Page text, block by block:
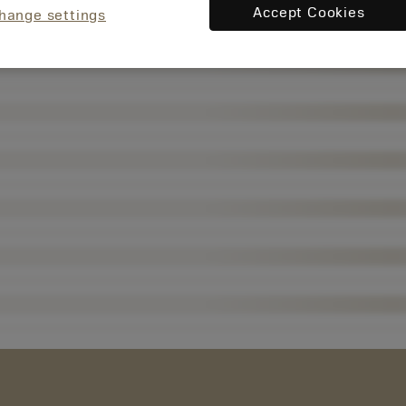
settings Accept Cookies